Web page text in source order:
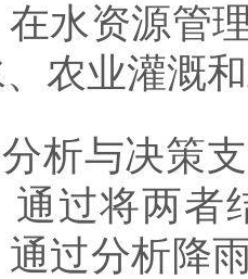
水资源管
农业灌溉
与决策支
通过将两者
过分析降